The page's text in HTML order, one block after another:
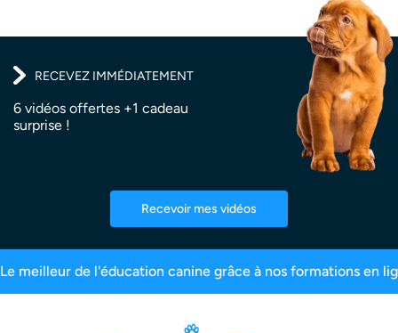
RECEVEZ IMMÉDIATEMENT
6 vidéos offertes +1 cadeau
surprise !
Recevoir mes vidéos
000 maîtres inscrits 99,6% de satisfaction